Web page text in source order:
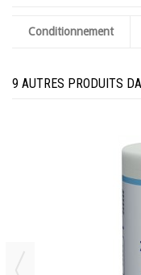
Conditionnement
9 AUTRES PRODUITS